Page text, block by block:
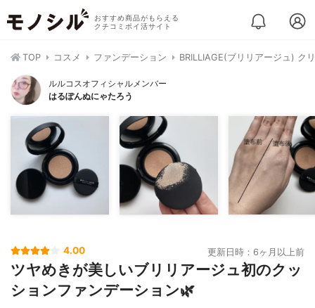
おすすめ商品がもらえる
クチコミポイ活サイト
TOP コスメ ファンデーション BRILLIAGE(ブリリアージュ) ク
ルルコスオフィシャルメンバー
はるぽんぬにゃたろう
4.00 更新日時：6ヶ月以上前
ツヤめきが美しいブリリアージュ初のクッ
ションファンデーション🌿